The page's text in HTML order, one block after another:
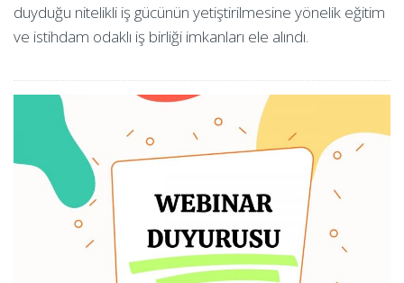
duyduğu nitelikli iş gücünün yetiştirilmesine yönelik eğitim
ve istihdam odaklı iş birliği imkanları ele alındı.